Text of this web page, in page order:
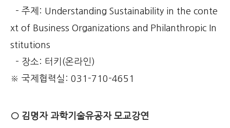
- 주제: Understanding Sustainability in the conte
xt of Business Organizations and Philanthropic In
stitutions
- 장소: 터키(온라인)
※ 국제협력실: 031-710-4651
○ 김명자 과학기술유공자 모교강연